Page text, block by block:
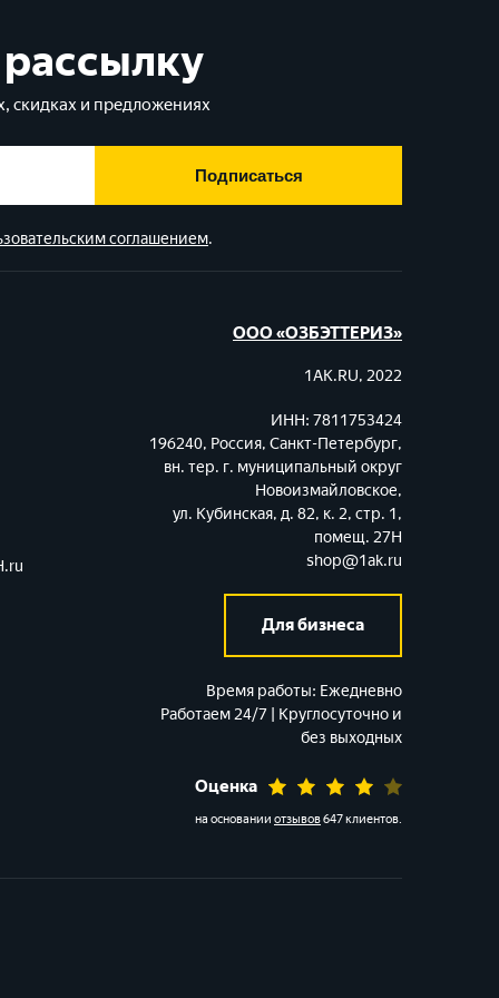
скидках и предложениях
Подписаться
соглашением.
ООО «ОЗБЭТТЕРИЗ»
1AK.RU, 2022
ИНН: 7811753424
196240, Россия, Санкт-Петербург,
вн. тер. г. муниципальный округ
Новоизмайловское,
ул. Кубинская, д. 82, к. 2, стр. 1,
помещ. 27Н
shop@1ak.ru
Для бизнеса
Время работы: Ежедневно
Работаем 24/7 | Круглосуточно и
без выходных
Оценка
на основании отзывов647 клиентов.